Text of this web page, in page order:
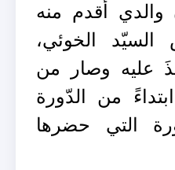
والدي أقدم منه
السيّد الخوئي،
عليه وصار من
من الدّورة
التي حضرها